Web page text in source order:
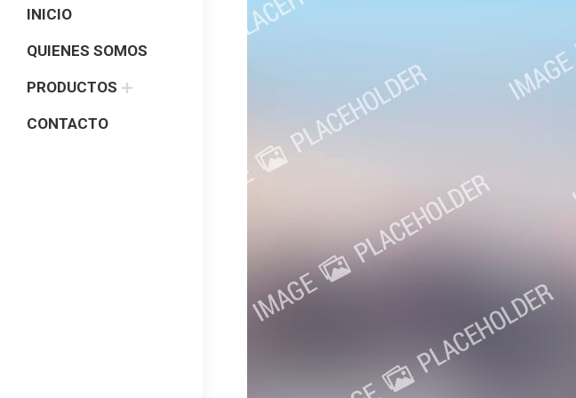
INICIO
QUIENES SOMOS
PRODUCTOS
CONTACTO